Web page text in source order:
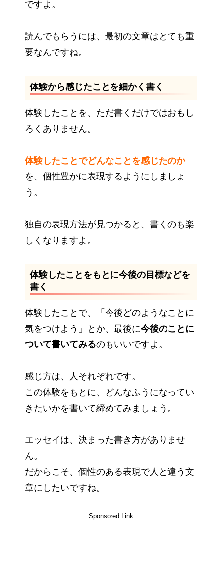
ですよ。
読んでもらうには、最初の文章はとても重
要なんですね。
体験から感じたことを細かく書く
体験したことを、ただ書くだけではおもし
ろくありません。
体験したことでどんなことを感じたのか
を、個性豊かに表現するようにしましょ
う。
独自の表現方法が見つかると、書くのも楽
しくなりますよ。
体験したことをもとに今後の目標などを
書く
体験したことで、「今後どのようなことに
気をつけよう」とか、最後に今後のことに
ついて書いてみるのもいいですよ。
感じ方は、人それぞれです。
この体験をもとに、どんなふうになってい
きたいかを書いて締めてみましょう。
エッセイは、決まった書き方がありませ
ん。
だからこそ、個性のある表現で人と違う文
章にしたいですね。
Sponsored Link